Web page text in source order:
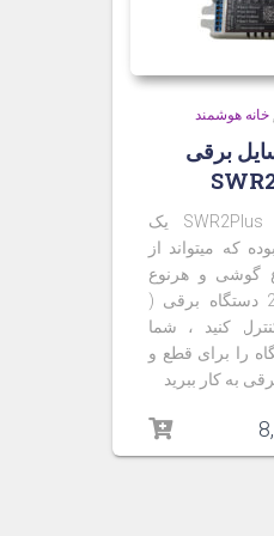
,خانه هوشمند
برقی
SWR2Plus یک
که میتواند از
گوشی و هرنوع
سیستم عاملی 2 دستگاه برقی (
کنید ، شما
را برای قطع و
به کار ببرید